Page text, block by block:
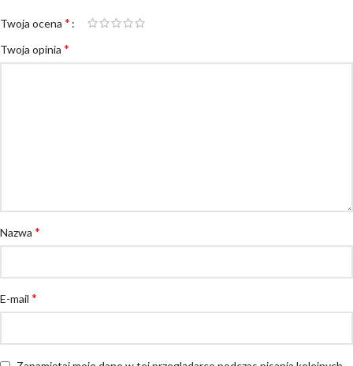
Twoja ocena *
Twoja opinia *
Nazwa *
E-mail *